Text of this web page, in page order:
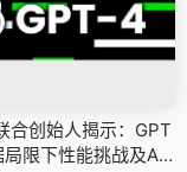
合创始人揭示：GPT
限下性能挑战及AGI